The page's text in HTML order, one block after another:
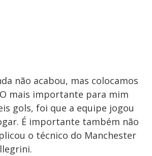
não acabou, mas colocamos
mais importante para mim
gols, foi que a equipe jogou
É importante também não
o técnico do Manchester